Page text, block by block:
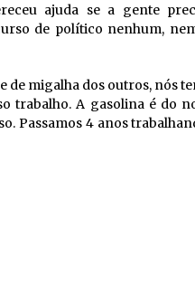
ajuda se a gente
de político nenhum,
de migalha dos outros, nós
trabalho. A gasolina é do
Passamos 4 anos